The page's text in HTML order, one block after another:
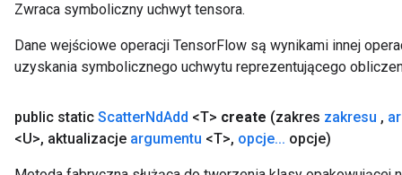
Zwraca symboliczny uchwyt tensora.
Dane wejściowe operacji TensorFlow są wynikami innej
uzyskania symbolicznego uchwytu reprezentującego
public static ScatterNdAdd <T> create (zakres zakresu ,
<U>, aktualizacje argumentu <T>, opcje... opcje)